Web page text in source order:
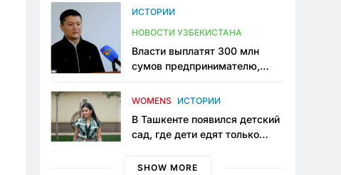
одно общественное
ИСТОРИИ
НОВОСТИ УЗБЕКИСТАНА
Власти выплатят 300 млн
сумов предпринимателю,
тюрьме по незаконному
WOMENS ИСТОРИИ
В Ташкенте появился детский
сад, где дети едят только
мама, которая устала просить
SHOW MORE